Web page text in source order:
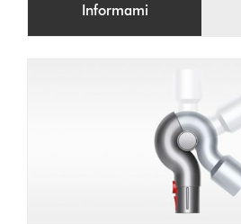
Informami